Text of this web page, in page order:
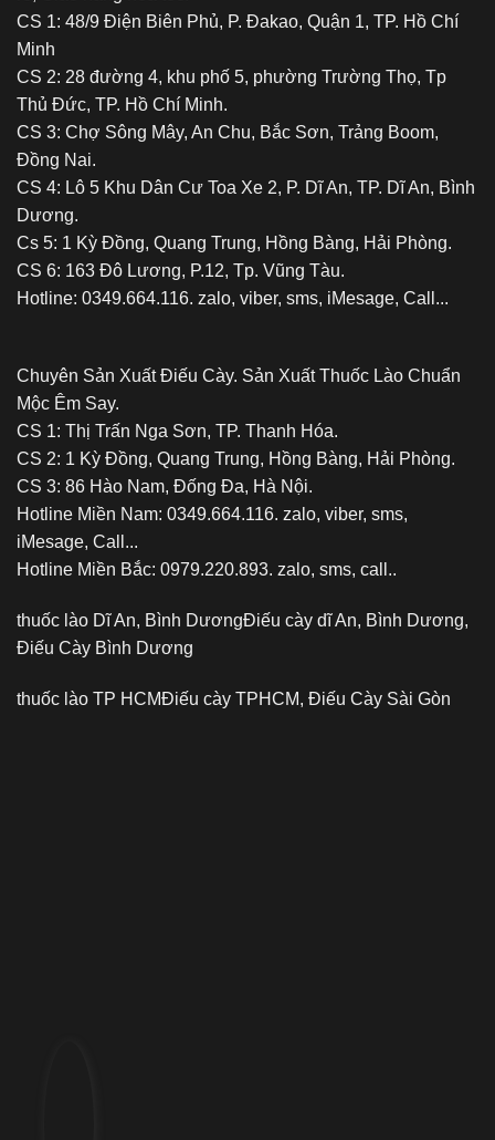
CS 1: 48/9 Điện Biên Phủ, P. Đakao, Quận 1, TP. Hồ Chí
Minh
CS 2: 28 đường 4, khu phố 5, phường Trường Thọ, Tp
Thủ Đức, TP. Hồ Chí Minh.
CS 3: Chợ Sông Mây, An Chu, Bắc Sơn, Trảng Boom,
Đồng Nai.
CS 4: Lô 5 Khu Dân Cư Toa Xe 2, P. Dĩ An, TP. Dĩ An, Bình
Dương.
Cs 5: 1 Kỳ Đồng, Quang Trung, Hồng Bàng, Hải Phòng.
CS 6: 163 Đô Lương, P.12, Tp. Vũng Tàu.
Hotline: 0349.664.116. zalo, viber, sms, iMesage, Call...
Chuyên Sản Xuất Điếu Cày. Sản Xuất Thuốc Lào Chuẩn
Mộc Êm Say.
CS 1: Thị Trấn Nga Sơn, TP. Thanh Hóa.
CS 2: 1 Kỳ Đồng, Quang Trung, Hồng Bàng, Hải Phòng.
CS 3: 86 Hào Nam, Đống Đa, Hà Nội.
Hotline Miền Nam: 0349.664.116. zalo, viber, sms,
iMesage, Call...
Hotline Miền Bắc: 0979.220.893. zalo, sms, call..
thuốc lào Dĩ An, Bình DươngĐiếu cày dĩ An, Bình Dương,
Điếu Cày Bình Dương
thuốc lào TP HCMĐiếu cày TPHCM, Điếu Cày Sài Gòn